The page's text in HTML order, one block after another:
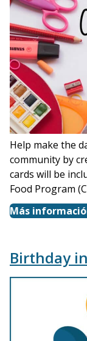
Help make the
community by
cards will be
Food Program
Más
Birthday